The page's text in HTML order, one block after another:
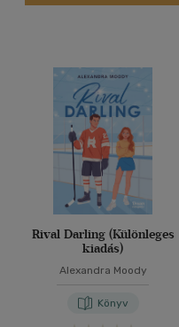
Rival Darling (Különleges
kiadás)
Alexandra Moody
Könyv